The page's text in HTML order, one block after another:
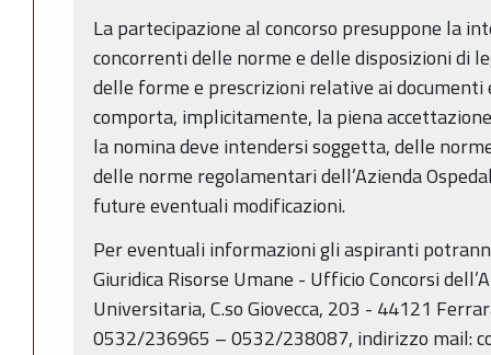
La partecipazione al concorso presuppone la
concorrenti delle norme e delle disposizioni di
delle forme e prescrizioni relative ai
comporta, implicitamente, la piena
la nomina deve intendersi soggetta, delle
delle norme regolamentari dell’Azienda
future eventuali modificazioni.
Per eventuali informazioni gli aspiranti
Giuridica Risorse Umane - Ufficio Concorsi
Universitaria, C.so Giovecca, 203 - 44121
0532/236965 – 0532/238087, indirizzo mail: